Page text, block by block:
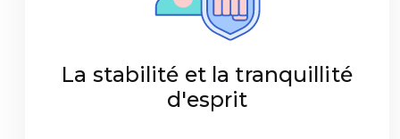
La stabilité et la tranquillité
d'esprit